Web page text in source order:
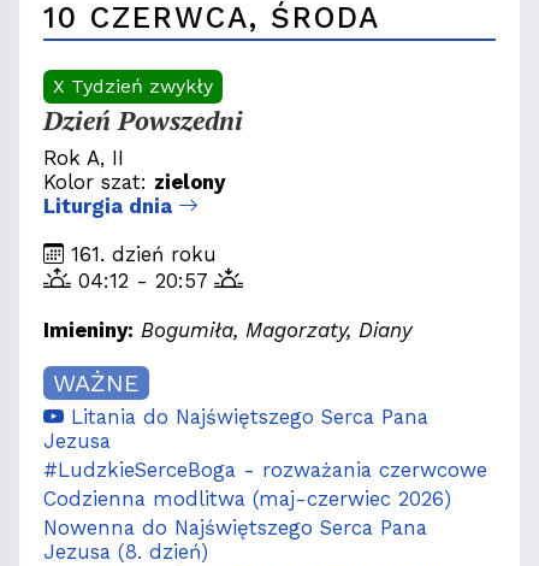
10 CZERWCA, ŚRODA
X Tydzień zwykły
Dzień Powszedni
Rok A, II
Kolor szat: zielony
Liturgia dnia
161. dzień roku
04:12 - 20:57
Imieniny: Bogumiła, Magorzaty, Diany
WAŻNE
Litania do Najświętszego Serca Pana
Jezusa
#LudzkieSerceBoga - rozważania czerwcowe
Codzienna modlitwa (maj-czerwiec 2026)
Nowenna do Najświętszego Serca Pana
Jezusa (8. dzień)